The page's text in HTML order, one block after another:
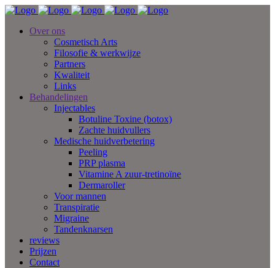
Over ons
Cosmetisch Arts
Filosofie & werkwijze
Partners
Kwaliteit
Links
Behandelingen
Injectables
Botuline Toxine (botox)
Zachte huidvullers
Medische huidverbetering
Peeling
PRP plasma
Vitamine A zuur-tretinoïne
Dermaroller
Voor mannen
Transpiratie
Migraine
Tandenknarsen
reviews
Prijzen
Contact